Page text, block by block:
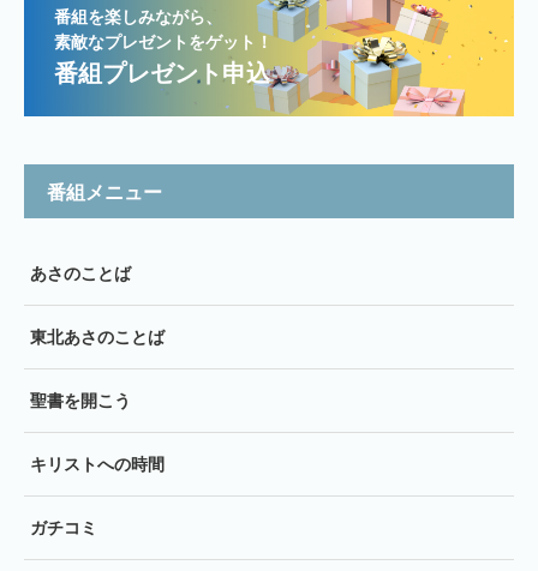
番組を楽しみながら、
素敵なプレゼントをゲット！
番組プレゼント申込
番組メニュー
あさのことば
東北あさのことば
聖書を開こう
キリストへの時間
ガチコミ